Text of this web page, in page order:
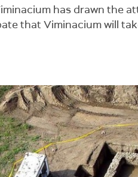
has drawn the
that Viminacium will